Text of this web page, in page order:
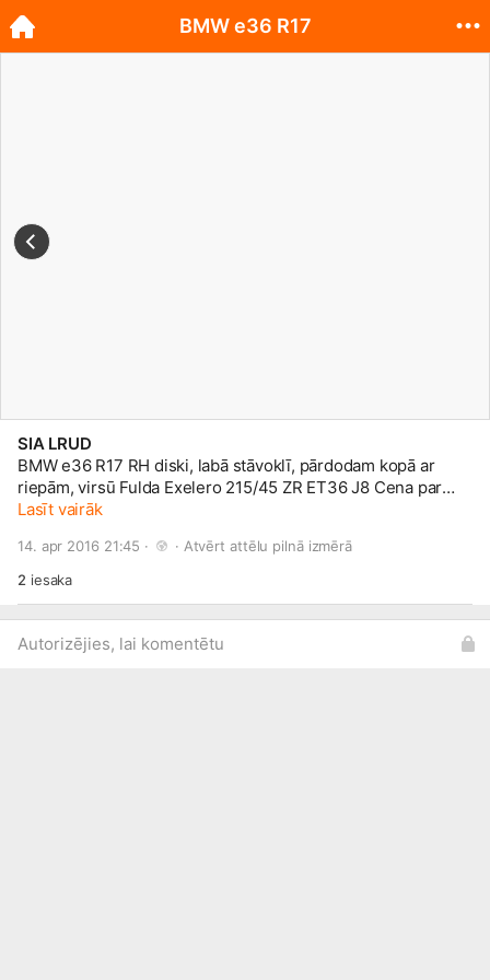
SIA LRUD
BMW e36 R17 RH diski, labā stāvoklī, pārdodam kopā ar
riepām, virsū Fulda Exelero 215/45 ZR ET36 J8 Cena par
visu kopā 200eiro
Lasīt vairāk
14. apr 2016 21:45 · · Atvērt attēlu pilnā izmērā
2 iesaka
Autorizējies, lai komentētu
BMW e36 R17